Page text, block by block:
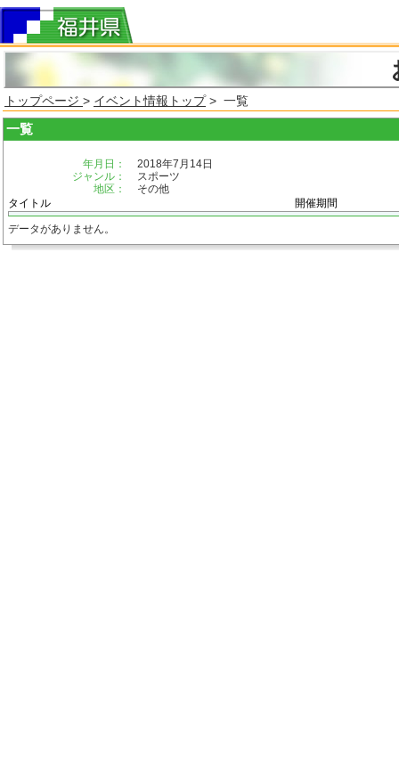
トップページ > イベント情報トップ> 一覧
一覧
年月日：
2018年7月14日
ジャンル：
スポーツ
地区：
その他
タイトル
開催期間
データがありません。